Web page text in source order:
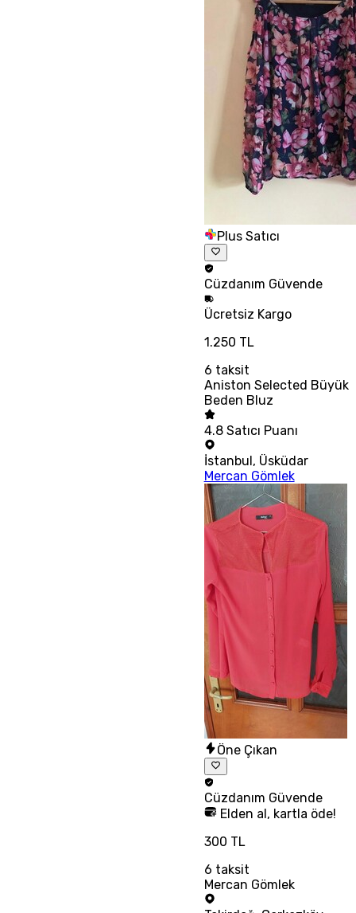
Plus Satıcı
Cüzdanım Güvende
Ücretsiz Kargo
1.250 TL
6 taksit
Aniston Selected Büyük
Beden Bluz
4.8 Satıcı Puanı
İstanbul, Üsküdar
Mercan Gömlek
Öne Çıkan
Cüzdanım Güvende
Elden al, kartla öde!
300 TL
6 taksit
Mercan Gömlek